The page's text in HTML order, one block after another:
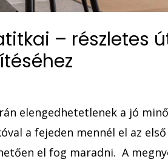
– részletes
elengedhetetlenek a jó
a fejeden mennél el az
el fog maradni. A